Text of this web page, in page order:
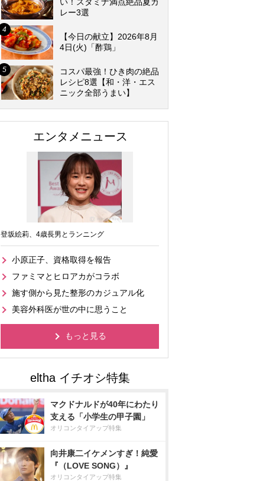
レー3選
【今日の献立】2026年8月
4日(火)「酢鶏」
コスパ最強！ひき肉の絶品
レシピ8選【和・洋・エス
ニック全部うまい】
エンタメニュース
登坂絵莉、4歳長男とランニング
小原正子、資格取得を報告
ファミマとヒロアカがコラボ
施す側から見た整形のカジュアル化
美容外科医が世の中に思うこと
もっと見る
マクドナルドが40年にわたり
支える「小学生の甲子園」
オリコンタイアップ特集
向井康二イケメンすぎ！純愛
『（LOVE SONG）』
オリコンタイアップ特集